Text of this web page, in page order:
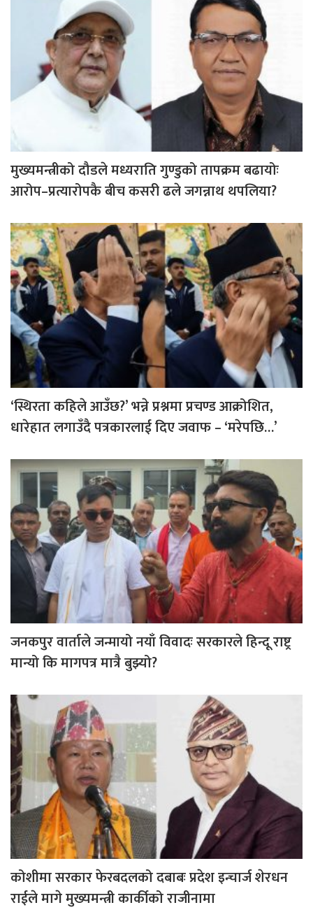
मुख्यमन्त्रीको दौडले मध्यराति गुण्डुको तापक्रम बढायोः
आरोप–प्रत्यारोपकै बीच कसरी ढले जगन्नाथ थपलिया?
‘स्थिरता कहिले आउँछ?’ भन्ने प्रश्नमा प्रचण्ड आक्रोशित,
धारेहात लगाउँदै पत्रकारलाई दिए जवाफ – ‘मरेपछि…’
जनकपुर वार्ताले जन्मायो नयाँ विवादः सरकारले हिन्दू राष्ट्र
मान्यो कि मागपत्र मात्रै बुझ्यो?
कोशीमा सरकार फेरबदलको दबाबः प्रदेश इन्चार्ज शेरधन
राईले मागे मुख्यमन्त्री कार्कीको राजीनामा